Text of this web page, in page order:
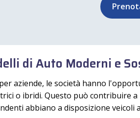
di Auto Moderni e
aziende, le società hanno
o ibridi. Questo può contribuire
abbiano a disposizione veicoli